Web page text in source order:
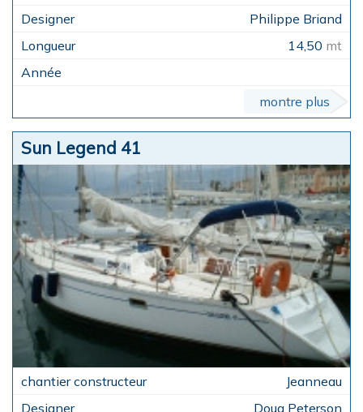
Philippe Briand
14,50 mt
montre plus
Sun Legend 41
Jeanneau
Doug Peterson